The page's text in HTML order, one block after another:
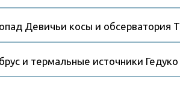
проживания